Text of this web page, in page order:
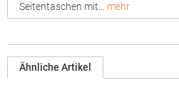
Seitentaschen mit… mehr
Ähnliche Artikel